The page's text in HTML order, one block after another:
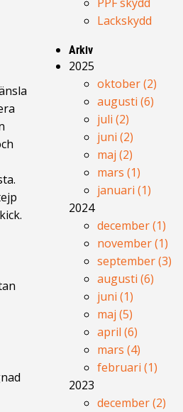
Lackskydd
Arkiv
2025
oktober (2)
augusti (6)
juli (2)
juni (2)
maj (2)
mars (1)
januari (1)
2024
december (1)
november (1)
september (3)
augusti (6)
juni (1)
maj (5)
april (6)
mars (4)
februari (1)
2023
december (2)